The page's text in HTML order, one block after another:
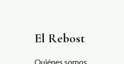
El Rebost
Quiénes somos